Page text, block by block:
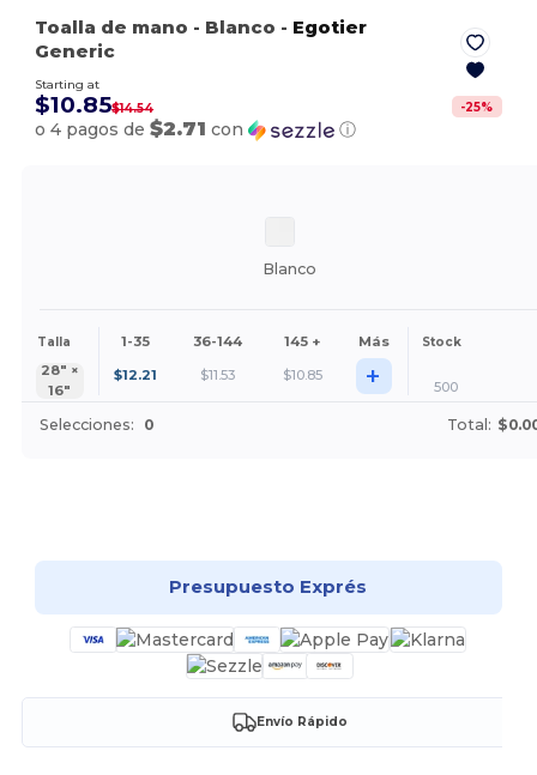
Toalla de mano - Blanco - Egotier
Generic
Starting at
$10.85$14.54 -25%
o 4 pagos de$2.71 con ⓘ
Blanco
Talla 1-35 36-144 145 + Más Stock
28″ ×
16″
$12.21 $11.53 $10.85 + 500
Selecciones: 0 Total:
Presupuesto Exprés
Envío Rápido